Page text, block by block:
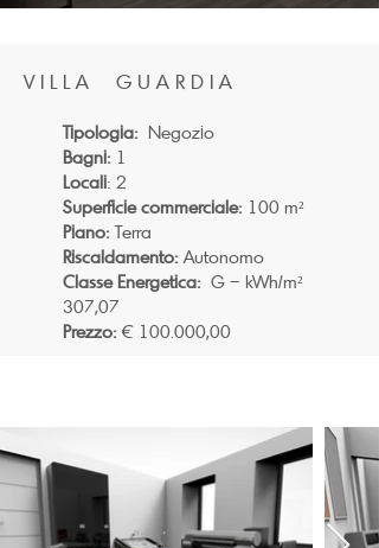
V I L L A G U A R D I A
Tipologia: Negozio
Bagni: 1
Locali: 2
Superficie commerciale: 100 m²
Piano: Terra
Riscaldamento: Autonomo
Classe Energetica: G – kWh/m²
307,07
Prezzo: € 100.000,00